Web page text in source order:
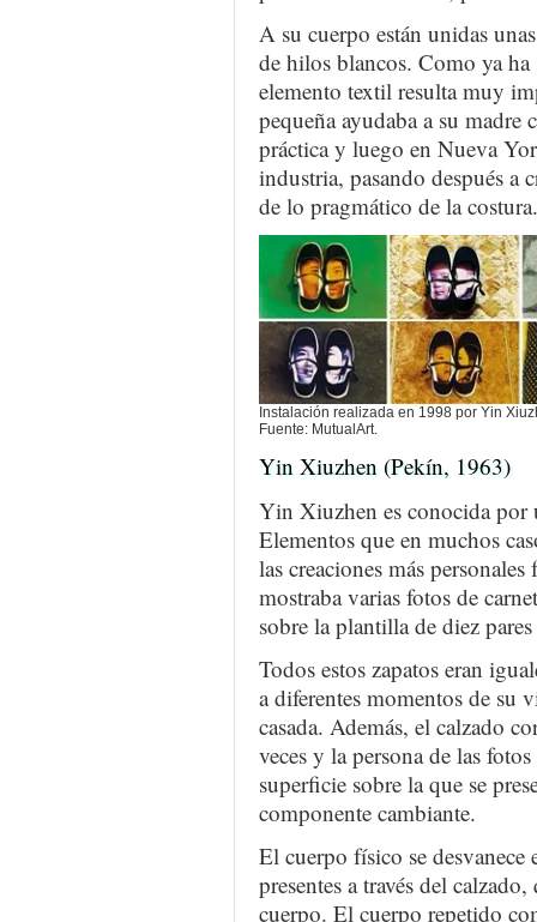
A su cuerpo están unidas
de hilos blancos. Como ya
elemento textil resulta muy
pequeña ayudaba a su madre
práctica y luego en Nueva
industria, pasando después a
de lo pragmático de la costura.
Instalación realizada en 1998 por Yin
Fuente: MutualArt.
Yin Xiuzhen (Pekín, 1963)
Yin Xiuzhen es conocida por
Elementos que en muchos
las creaciones más
mostraba varias fotos de
sobre la plantilla de diez
Todos estos zapatos eran
a diferentes momentos de su
casada. Además, el calzado
veces y la persona de las
superficie sobre la que se
componente cambiante.
El cuerpo físico se desvanece
presentes a través del
cuerpo. El cuerpo repetido